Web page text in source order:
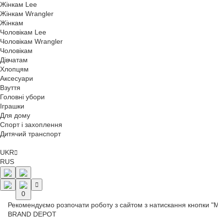
Жінкам Lee
Жінкам Wrangler
Жінкам
Чоловікам Lee
Чоловікам Wrangler
Чоловікам
Дівчатам
Хлопцям
Аксесуари
Взуття
Головні убори
Іграшки
Для дому
Спорт і захоплення
Дитячий транспорт
UKR
RUS
0
Рекомендуємо розпочати роботу з сайтом з натискання кнопки
BRAND DEPOT